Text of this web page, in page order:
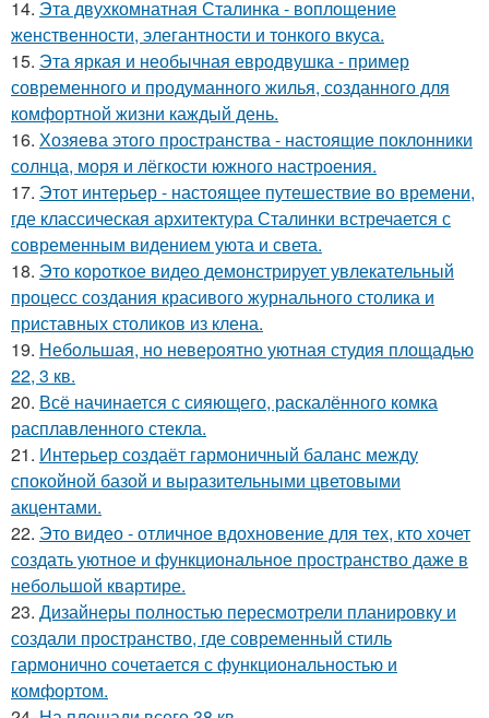
14. Эта двухкомнатная Сталинка - воплощение
женственности, элегантности и тонкого вкуса.
15. Эта яркая и необычная евродвушка - пример
современного и продуманного жилья, созданного для
комфортной жизни каждый день.
16. Хозяева этого пространства - настоящие поклонники
солнца, моря и лёгкости южного настроения.
17. Этот интерьер - настоящее путешествие во времени,
где классическая архитектура Сталинки встречается с
современным видением уюта и света.
18. Это короткое видео демонстрирует увлекательный
процесс создания красивого журнального столика и
приставных столиков из клена.
19. Небольшая, но невероятно уютная студия площадью
22, 3 кв.
20. Всё начинается с сияющего, раскалённого комка
расплавленного стекла.
21. Интерьер создаёт гармоничный баланс между
спокойной базой и выразительными цветовыми
акцентами.
22. Это видео - отличное вдохновение для тех, кто хочет
создать уютное и функциональное пространство даже в
небольшой квартире.
23. Дизайнеры полностью пересмотрели планировку и
создали пространство, где современный стиль
гармонично сочетается с функциональностью и
комфортом.